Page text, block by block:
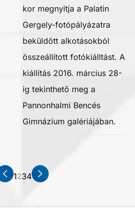
kor megnyitja a Palatin
Gergely-fotópályázatra
beküldött alkotásokból
összeállított fotókiálltást. A
kiállítás 2016. március 28-
ig tekinthető meg a
Pannonhalmi Bencés
Gimnázium galériájában.
1234